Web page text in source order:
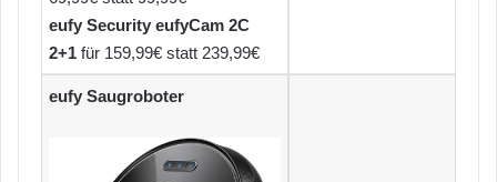
eufy Security eufyCam 2C
2+1 für 159,99€ statt 239,99€
eufy Saugroboter